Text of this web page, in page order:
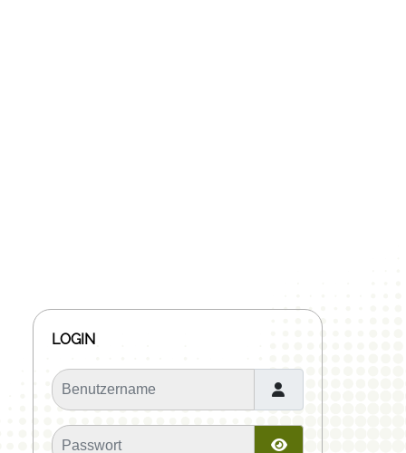
LOGIN
Benutzername
Passwort
Passwort